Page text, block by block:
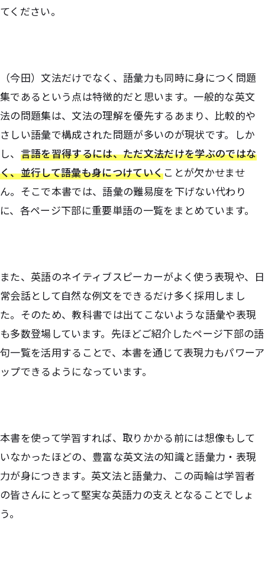
てください。
（今田）文法だけでなく、語彙力も同時に身につく問題
集であるという点は特徴的だと思います。一般的な英文
法の問題集は、文法の理解を優先するあまり、比較的や
さしい語彙で構成された問題が多いのが現状です。しか
し、 言語を習得するには、ただ文法だけを学ぶのではな
く、並行して語彙も身につけていくことが欠かせませ
ん。そこで本書では、語彙の難易度を下げない代わり
に、各ページ下部に重要単語の一覧をまとめています。
また、英語のネイティブスピーカーがよく使う表現や、日
常会話として自然な例文をできるだけ多く採用しまし
た。そのため、教科書では出てこないような語彙や表現
も多数登場しています。先ほどご紹介したページ下部の語
句一覧を活用することで、本書を通じて表現力もパワーア
ップできるようになっています。
本書を使って学習すれば、取りかかる前には想像もして
いなかったほどの、豊富な英文法の知識と語彙力・表現
力が身につきます。英文法と語彙力、この両輪は学習者
の皆さんにとって堅実な英語力の支えとなることでしょ
う。